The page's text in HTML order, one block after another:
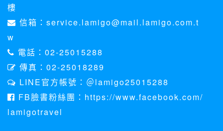
保護政策，其資料處理措施不適用本網站隱私權保護政策，本
或電子郵件給您。本公司除了在該資料或電子郵件上註明是由
本公司發送，也會在該資料或電子郵件上提供您能隨時停止接
收這些資料或電子郵件的方法及說明。
資料使用:
本公司不會向任何人出售或出借您的個人識別資料。
在以下情況下， 本公司會向其他人士或公司提供您的個人識別
樓
信箱：service.lamigo@mail.lamigo.com.t
w
電話：02-25015288
傳真：02-25018289
LINE官方帳號：＠lamigo25015288
FB臉書粉絲團：https://www.facebook.com/
lamigotravel